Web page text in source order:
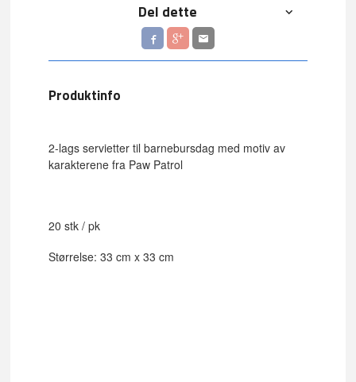
Del dette
Produktinfo
2-lags servietter til barnebursdag med motiv av
karakterene fra Paw Patrol
20 stk / pk
Størrelse: 33 cm x 33 cm